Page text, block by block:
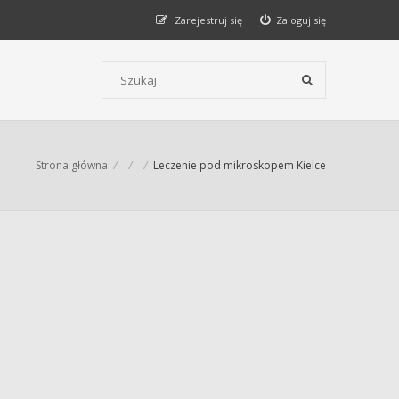
Zaloguj się
Zarejestruj się
Strona główna Leczenie pod mikroskopem Kielce